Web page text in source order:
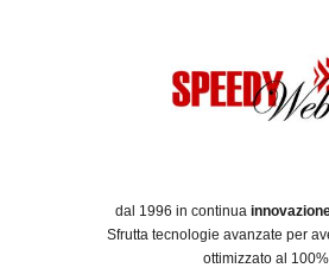
dal 1996 in continua
Sfrutta tecnologie avanzate per
ottimizzato al 100%